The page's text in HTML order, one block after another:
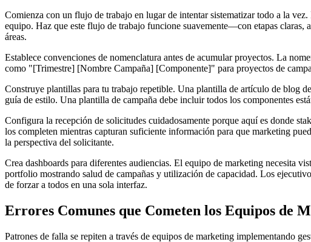
Comienza con un flujo de trabajo en lugar de intentar sistematizar todo a la
equipo. Haz que este flujo de trabajo funcione suavemente—con etapas
áreas.
Establece convenciones de nomenclatura antes de acumular proyectos. La
como "[Trimestre] [Nombre Campaña] [Componente]" para proyectos de
Construye plantillas para tu trabajo repetible. Una plantilla de artículo de blog
guía de estilo. Una plantilla de campaña debe incluir todos los componentes
Configura la recepción de solicitudes cuidadosamente porque aquí es donde
los completen mientras capturan suficiente información para que marketing
la perspectiva del solicitante.
Crea dashboards para diferentes audiencias. El equipo de marketing necesita
portfolio mostrando salud de campañas y utilización de capacidad. Los
de forzar a todos en una sola interfaz.
Errores Comunes que Cometen los Equipos de
Patrones de falla se repiten a través de equipos de marketing implementando